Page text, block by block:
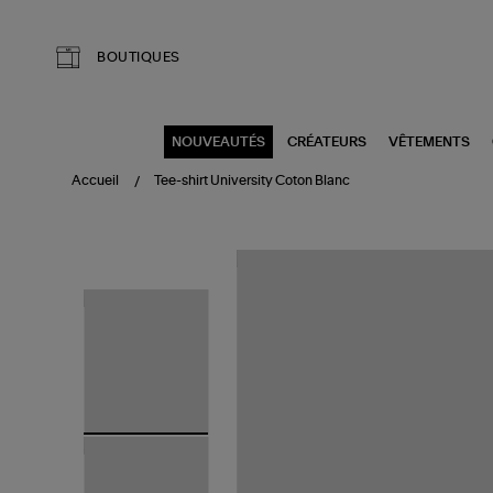
BOUTIQUES
NOUVEAUTÉS CRÉATEURS VÊTEMENTS
Accueil Tee-shirt University Coton Blanc